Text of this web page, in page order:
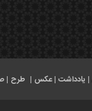
| یادداشت |عکس | طرح |